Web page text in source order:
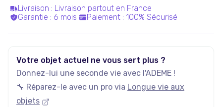
France, Ocazpro se distingue par sa volonté de proposer
la meilleure offre produit en termes de fiabilité, de prix et
Livraison : Livraison partout en France
Garantie : 6 mois Paiement : 100% Sécurisé
Votre objet actuel ne vous sert plus ?
Donnez-lui une seconde vie avec l'ADEME !
🔧 Réparez-le avec un pro via Longue vie aux
objets